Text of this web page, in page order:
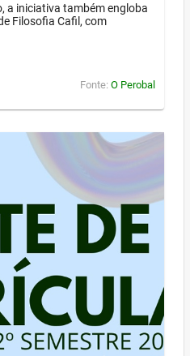
a iniciativa também engloba
Filosofia Cafil, com
Fonte: O Perobal